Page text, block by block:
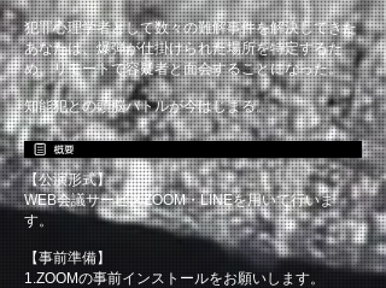
犯罪心理学者として数々の難解事件を解決してきた
あなたは、爆弾が仕掛けられた場所を特定するた
め、リモートで容疑者と面会することになった。
知能犯との頭脳バトルが今はじまる。
【公演形式】
WEB会議サービスZOOM・LINEを用いて行いま
す。
【事前準備】
1.ZOOMの事前インストールをお願いします。